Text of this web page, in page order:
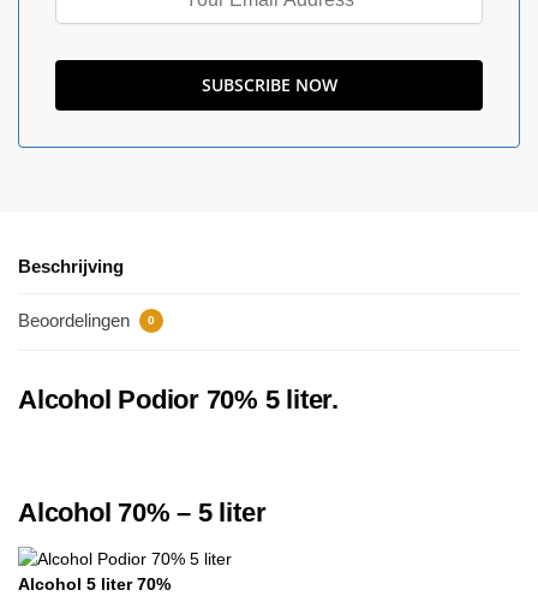
Beschrijving
Beoordelingen 0
Alcohol Podior 70% 5 liter.
Alcohol 70% – 5 liter
Alcohol 5 liter 70%